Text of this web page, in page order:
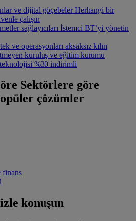
ve dijital göçebeler Herhangi bir
çalışın
sağlayıcıları İstemci BT’yi yönetin
ve operasyonları aksaksız kılın
kuruluş ve eğitim kurumu
%30 indirimli
Sektörlere göre
çözümler
finans
konuşun